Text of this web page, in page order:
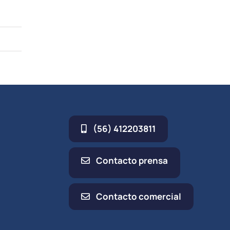
(56) 412203811
Contacto prensa
Contacto comercial